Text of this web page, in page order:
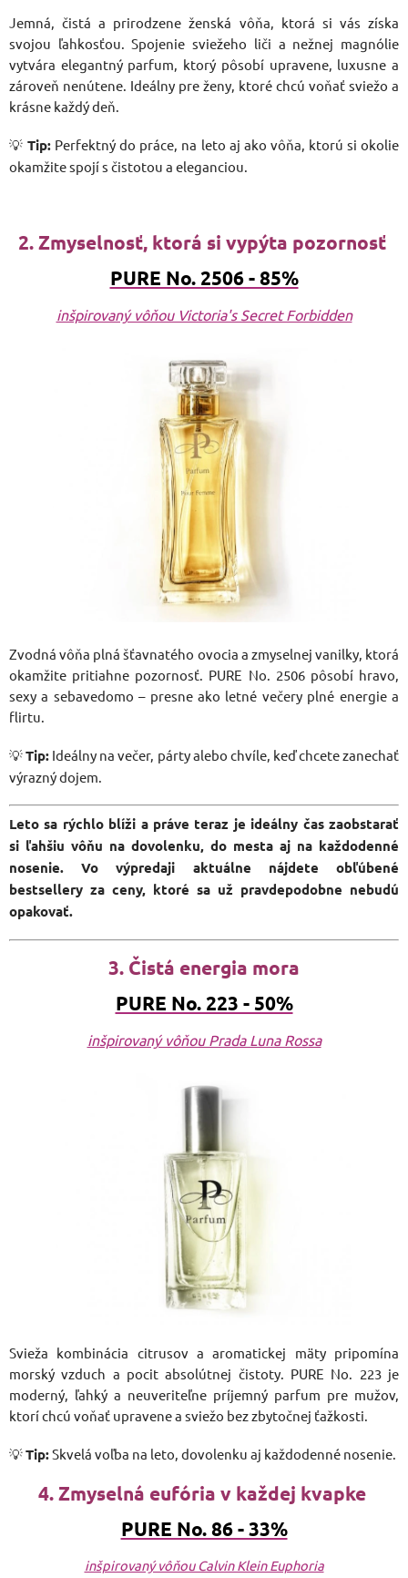
Jemná, čistá a prirodzene ženská vôňa, ktorá si vás získa
svojou ľahkosťou. Spojenie sviežeho liči a nežnej magnólie
vytvára elegantný parfum, ktorý pôsobí upravene, luxusne a
zároveň nenútene. Ideálny pre ženy, ktoré chcú voňať sviežo a
krásne každý deň.
💡Tip: Perfektný do práce, na leto aj ako vôňa, ktorú si okolie
okamžite spojí s čistotou a eleganciou.
2. Zmyselnosť, ktorá si vypýta pozornosť
PURE No. 2506 - 85%
inšpirovaný vôňou Victoria's Secret Forbidden
Zvodná vôňa plná šťavnatého ovocia a zmyselnej vanilky, ktorá
okamžite pritiahne pozornosť. PURE No. 2506 pôsobí hravo,
sexy a sebavedomo – presne ako letné večery plné energie a
flirtu.
💡Tip: Ideálny na večer, párty alebo chvíle, keď chcete zanechať
výrazný dojem.
Leto sa rýchlo blíži a práve teraz je ideálny čas zaobstarať
si ľahšiu vôňu na dovolenku, do mesta aj na každodenné
nosenie. Vo výpredaji aktuálne nájdete obľúbené
bestsellery za ceny, ktoré sa už pravdepodobne nebudú
opakovať.
3. Čistá energia mora
PURE No. 223 - 50%
inšpirovaný vôňou Prada Luna Rossa
Svieža kombinácia citrusov a aromatickej mäty pripomína
morský vzduch a pocit absolútnej čistoty. PURE No. 223 je
moderný, ľahký a neuveriteľne príjemný parfum pre mužov,
ktorí chcú voňať upravene a sviežo bez zbytočnej ťažkosti.
💡Tip:Skvelá voľba na leto, dovolenku aj každodenné nosenie.
4. Zmyselná eufória v každej kvapke
PURE No. 86 - 33%
inšpirovaný vôňou Calvin Klein Euphoria